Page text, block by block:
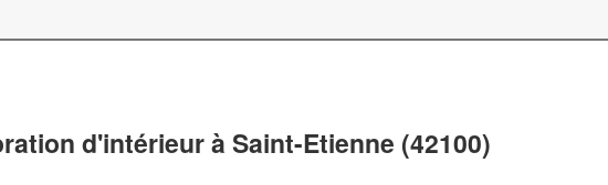
d'intérieur à Saint-Etienne (42100)